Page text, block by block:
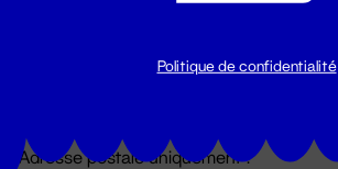
Du lundi au vendredi 14h → 18h
Adresse postale uniquement :
Politique de confidentialité